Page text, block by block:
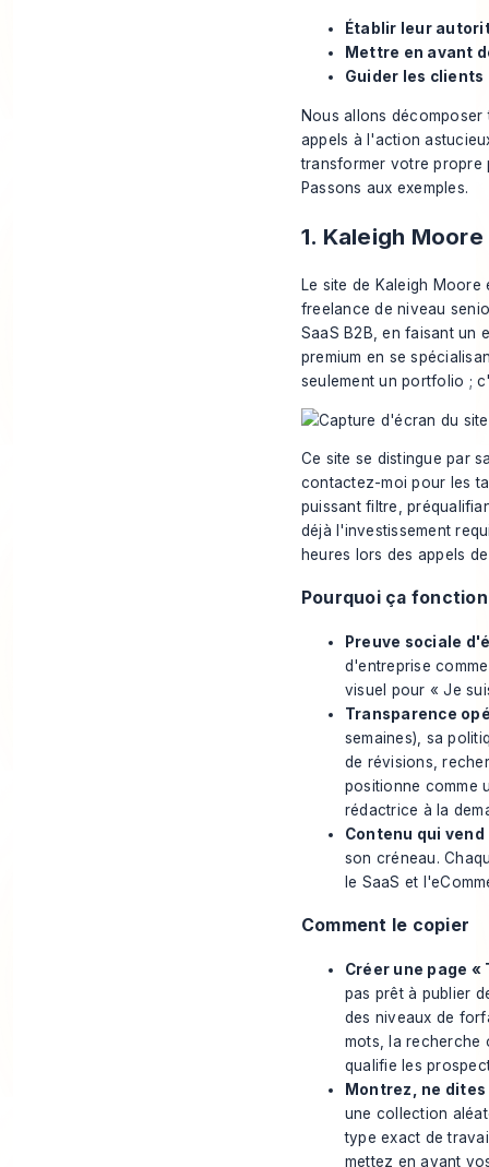
Établir leur
Mettre en avant
Guider les
Nous allons
appels à l'action
transformer votre propre
Passons aux exemples.
1. Kaleigh Moore
Le site de Kaleigh
freelance de niveau
SaaS B2B, en faisant un
premium en se
seulement un portfolio ;
Ce site se distingue par
contactez-moi pour les
puissant filtre,
déjà l'investissement
heures lors des appels
Pourquoi ça
Preuve sociale
d'entreprise
visuel pour « Je
Transparence
semaines), sa
de révisions,
positionne comme
rédactrice à la
Contenu qui vend
son créneau.
le SaaS et
Comment le copier
Créer une page «
pas prêt à publier
des niveaux de
mots, la recherche
qualifie les
Montrez, ne
une collection
typeexact de
mettez en avant